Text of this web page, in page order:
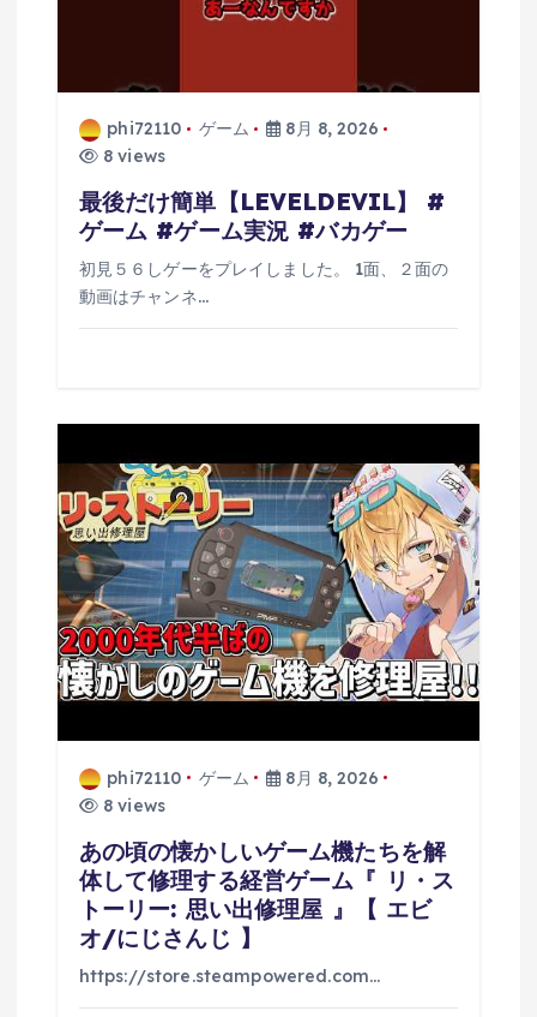
phi72110 ゲーム
8月 8, 2026
8 views
最後だけ簡単【LEVELDEVIL】 #
ゲーム #ゲーム実況 #バカゲー
初見５６しゲーをプレイしました。 1面、２面の
動画はチャンネ…
phi72110 ゲーム
8月 8, 2026
8 views
あの頃の懐かしいゲーム機たちを解
体して修理する経営ゲーム『 リ・ス
トーリー: 思い出修理屋 』【 エビ
オ/にじさんじ 】
https://store.steampowered.com…